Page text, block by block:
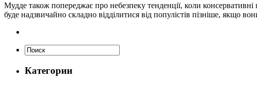
Мудде також попереджає про небезпеку тенденції, коли
буде надзвичайно складно відділитися від популістів пізніше, якщо
Категории